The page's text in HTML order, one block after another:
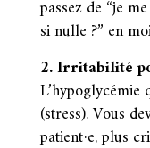
passez de “je
si nulle ?” en
2. Irritabilité
(stress). Vous
patient·e, plus